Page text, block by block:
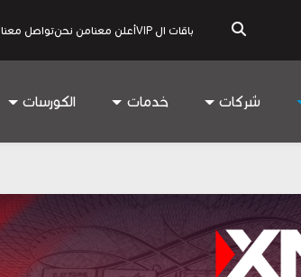
باقات ال VIP أعلن معنامن نحنتواصل معنا
شركات خدمات الكورسات